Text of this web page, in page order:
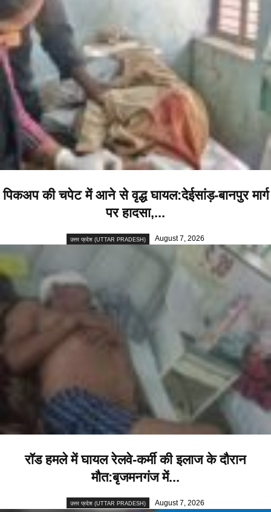
पिकअप की चपेट में आने से वृद्ध घायल:देईसांड़-बानपुर मार्ग
पर हादसा,...
उत्तर प्रदेश (UTTAR PRADESH) August 7, 2026
रॉड हमले में घायल रेलवे-कर्मी की इलाज के दौरान
मौत:बृजमनगंज में...
उत्तर प्रदेश (UTTAR PRADESH) August 7, 2026